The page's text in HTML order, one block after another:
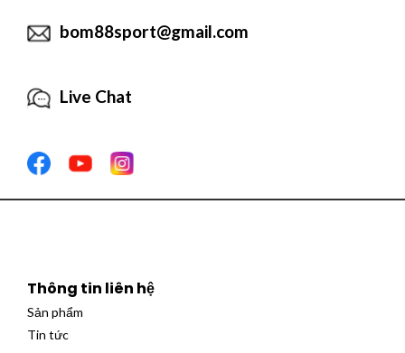
bom88sport@gmail.com
Live Chat
Thông tin liên hệ
Sản phẩm
Tin tức